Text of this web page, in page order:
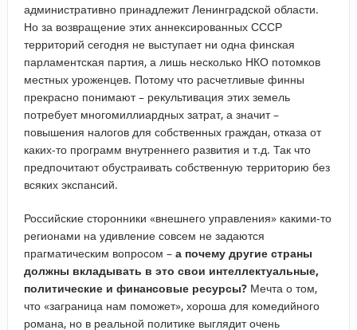
административно принадлежит Ленинградской области.
Но за возвращение этих аннексированных СССР
территорий сегодня не выступает ни одна финская
парламентская партия, а лишь несколько НКО потомков
местных уроженцев. Потому что расчетливые финны
прекрасно понимают – рекультивация этих земель
потребует многомиллиардных затрат, а значит –
повышения налогов для собственных граждан, отказа от
каких-то программ внутреннего развития и т.д. Так что
предпочитают обустраивать собственную территорию без
всяких экспансий.
Российские сторонники «внешнего управления» какими-то
регионами на удивление совсем не задаются
прагматическим вопросом – а почему другие страны
должны вкладывать в это свои интеллектуальные,
политические и финансовые ресурсы? Мечта о том,
что «заграница нам поможет», хороша для комедийного
романа, но в реальной политике выглядит очень